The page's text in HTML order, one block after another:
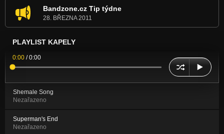
Bandzone.cz Tip týdne
28. BŘEZNA 2011
PLAYLIST KAPELY
0:00 /0:00
Shemale Song
Nezařazeno
Superman's End
Nezařazeno